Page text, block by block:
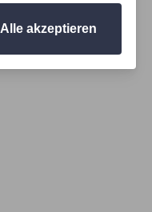
Alle akzeptieren